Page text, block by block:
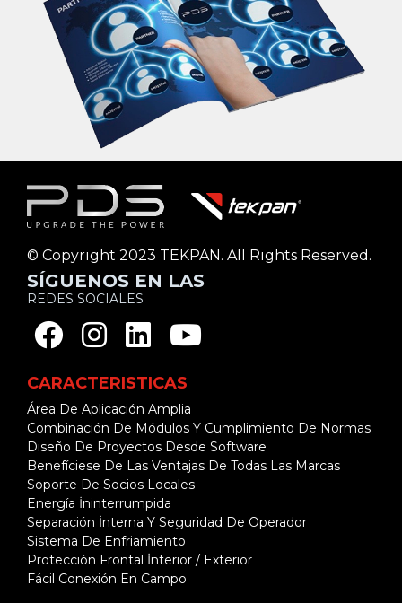
© Copyright 2023 TEKPAN. All Rights Reserved.
SÍGUENOS EN LAS
REDES SOCIALES
CARACTERISTICAS
Área De Aplicación Amplia
Combinación De Módulos Y Cumplimiento De Normas
Diseño De Proyectos Desde Software
Benefíciese De Las Ventajas De Todas Las Marcas
Soporte De Socios Locales
Energía İninterrumpida
Separación İnterna Y Seguridad De Operador
Sistema De Enfriamiento
Protección Frontal İnterior / Exterior
Fácil Conexión En Campo